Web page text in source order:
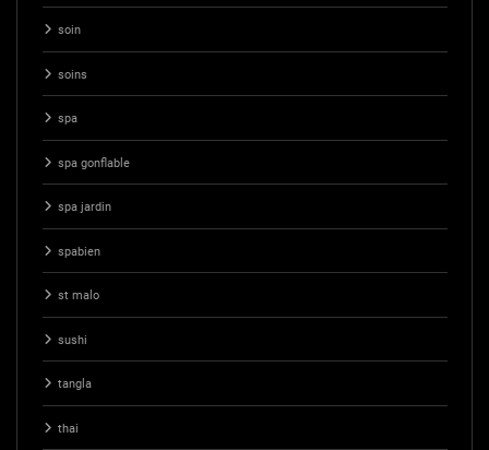
soin
soins
spa
spa gonflable
spa jardin
spabien
st malo
sushi
tangla
thai